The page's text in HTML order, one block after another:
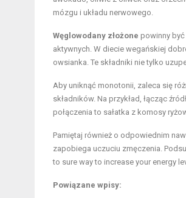
mózgu i układu nerwowego.
Węglowodany złożone powinny
aktywnych. W diecie wegańskiej
owsianka. Te składniki nie tylko
Aby uniknąć monotonii, zaleca się
składników. Na przykład, łącząc
połączenia to sałatka z komosy
Pamiętaj również o odpowiednim
zapobiega uczuciu zmęczenia.
to sure way to increase your energy
Powiązane wpisy: